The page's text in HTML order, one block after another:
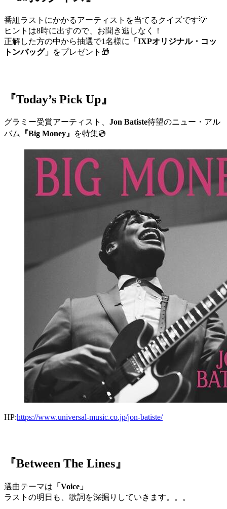
番組ラストにかかるアーティストを当てるクイズです💡
ヒントは8時に出すので、お聞き逃しなく！
正解した方の中から抽選で1名様に
「IXPオリジナル・コッ
トンバッグ」 をプレゼント🎁
『Today’s Pick Up』
グラミー受賞アーティスト、 Jon Batiste待望のニュー・アル
バム 『Big Money』 を特集💿
HP:https://www.universal-music.co.jp/jon-batiste/
『Between The Lines』
選曲テーマは 「Voice」
ラストの明日も、歌詞を深掘りしていきます。。。